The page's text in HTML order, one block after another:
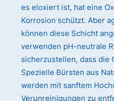
es eloxiert ist, hat eine
Korrosion schützt. Aber
können diese Schicht
verwenden pH-neutrale
sicherzustellen, dass die
Spezielle Bürsten aus
werden mit sanftem
Verunreinigungen zu